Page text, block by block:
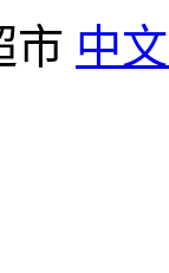
市 中